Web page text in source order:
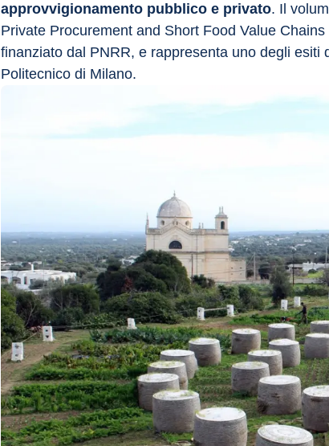
approvvigionamento pubblico e privato. Il
Private Procurement and Short Food Value
finanziato dal PNRR, e rappresenta uno degli esiti
Politecnico di Milano.